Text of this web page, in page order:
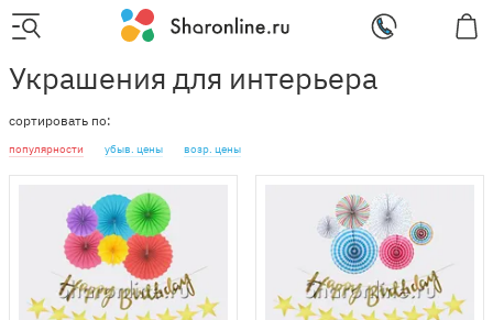
Украшения для интерьера
сортировать по:
популярности убыв. цены возр. цены